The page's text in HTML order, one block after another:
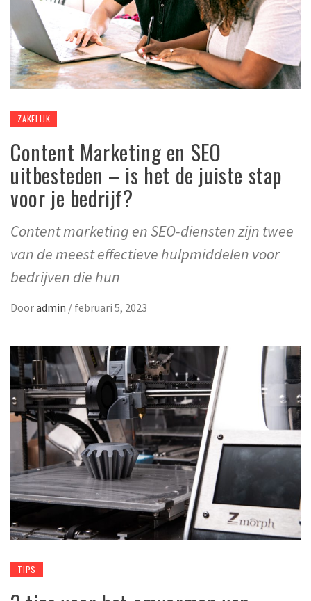
ZAKELIJK
Content Marketing en SEO
uitbesteden – is het de juiste stap
voor je bedrijf?
Content marketing en SEO-diensten zijn twee
van de meest effectieve hulpmiddelen voor
bedrijven die hun
Dooradmin / februari 5, 2023
TIPS